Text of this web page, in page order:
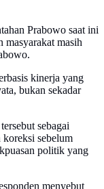
Prabowo saat ini
masyarakat masih
kinerja yang
bukan sekadar
sebagai
sebelum
politik yang
menyebut